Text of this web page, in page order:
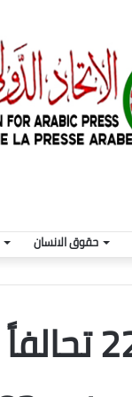
حقوق الانسان